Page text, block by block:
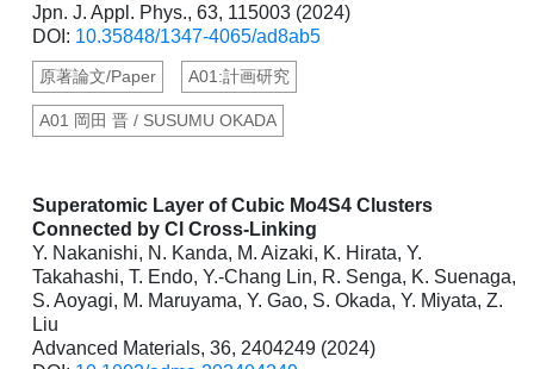
Jpn. J. Appl. Phys., 63, 115003 (2024)
DOI: 10.35848/1347-4065/ad8ab5
原著論文/Paper A01:計画研究
A01 岡田 晋 / SUSUMU OKADA
Superatomic Layer of Cubic Mo4S4 Clusters
Connected by Cl Cross‐Linking
Y. Nakanishi, N. Kanda, M. Aizaki, K. Hirata, Y.
Takahashi, T. Endo, Y.‐Chang Lin, R. Senga, K. Suenaga,
S. Aoyagi, M. Maruyama, Y. Gao, S. Okada, Y. Miyata, Z.
Liu
Advanced Materials, 36, 2404249 (2024)